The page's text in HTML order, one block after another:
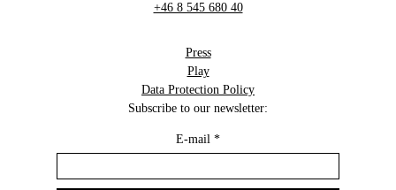
+46 8 545 680 40
Press
Play
Data Protection Policy
Subscribe to our newsletter:
E-mail *